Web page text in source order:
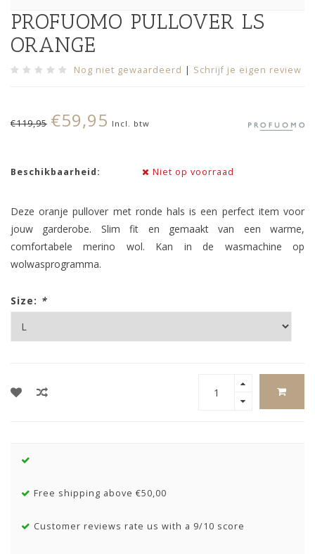
PROFUOMO PULLOVER LS
ORANGE
Nog niet gewaardeerd | Schrijf je eigen review
€119,95 €59,95 Incl. btw
Beschikbaarheid: Niet op voorraad
Deze oranje pullover met ronde hals is een perfect item voor
jouw garderobe. Slim fit en gemaakt van een warme,
comfortabele merino wol. Kan in de wasmachine op
wolwasprogramma.
Size: *
Free shipping above €50,00
Customer reviews rate us with a 9/10 score